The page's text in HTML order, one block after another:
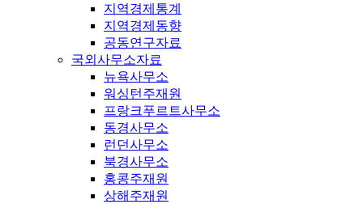
지역경제통계
지역경제동향
공동연구자료
국외사무소자료
뉴욕사무소
워싱턴주재원
프랑크푸르트사무소
동경사무소
런던사무소
북경사무소
홍콩주재원
상해주재원